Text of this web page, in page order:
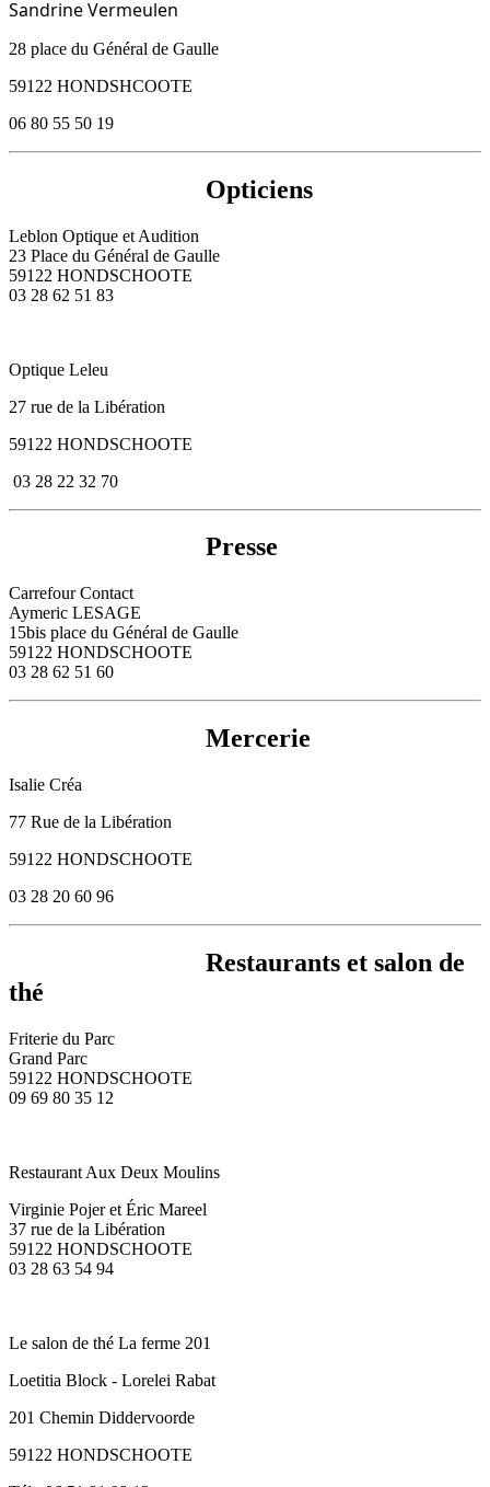
Sandrine Vermeulen
28 place du Général de Gaulle
59122 HONDSHCOOTE
06 80 55 50 19
Opticiens
Leblon Optique et Audition
23 Place du Général de Gaulle
59122 HONDSCHOOTE
03 28 62 51 83
Optique Leleu
27 rue de la Libération
59122 HONDSCHOOTE
03 28 22 32 70
Presse
Carrefour Contact
Aymeric LESAGE
15bis place du Général de Gaulle
59122 HONDSCHOOTE
03 28 62 51 60
Mercerie
Isalie Créa
77 Rue de la Libération
59122 HONDSCHOOTE
03 28 20 60 96
Restaurants et salon de
thé
Friterie du Parc
Grand Parc
59122 HONDSCHOOTE
09 69 80 35 12
Restaurant Aux Deux Moulins
Virginie Pojer et Éric Mareel
37 rue de la Libération
59122 HONDSCHOOTE
03 28 63 54 94
Le salon de thé La ferme 201
Loetitia Block - Lorelei Rabat
201 Chemin Diddervoorde
59122 HONDSCHOOTE